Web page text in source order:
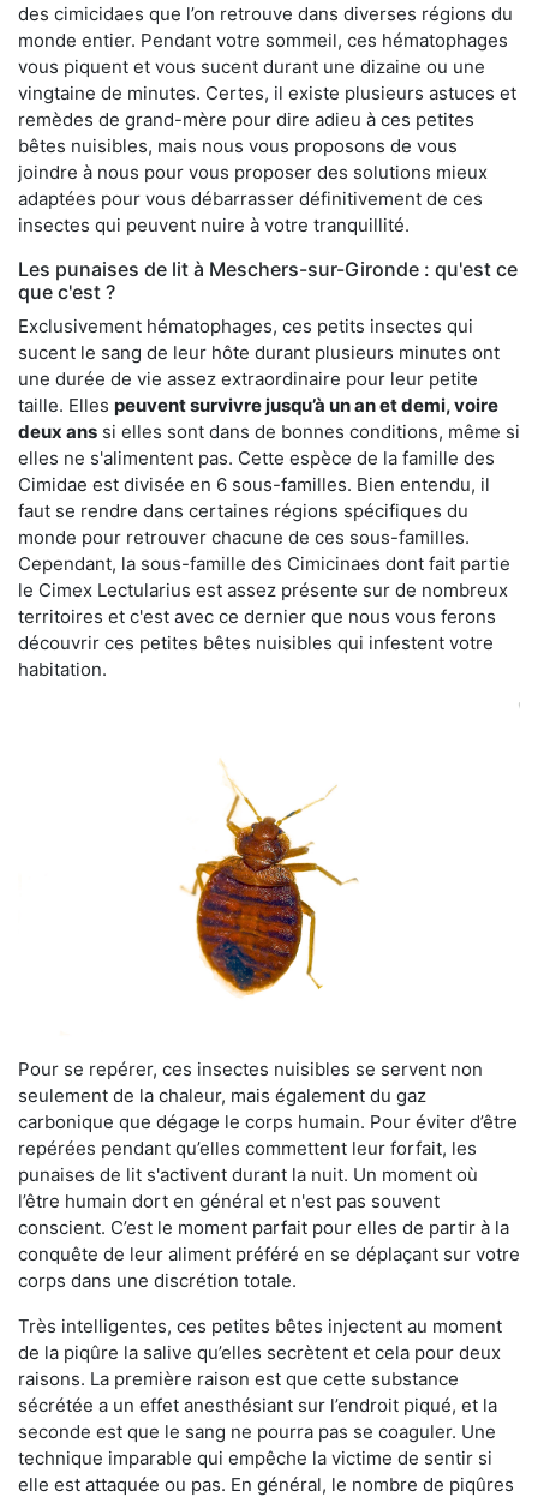
des cimicidaes que l’on retrouve dans diverses régions du
monde entier. Pendant votre sommeil, ces hématophages
vous piquent et vous sucent durant une dizaine ou une
vingtaine de minutes. Certes, il existe plusieurs astuces et
remèdes de grand-mère pour dire adieu à ces petites
bêtes nuisibles, mais nous vous proposons de vous
joindre à nous pour vous proposer des solutions mieux
adaptées pour vous débarrasser définitivement de ces
insectes qui peuvent nuire à votre tranquillité.
Les punaises de lit à Meschers-sur-Gironde : qu'est ce
que c'est ?
Exclusivement hématophages, ces petits insectes qui
sucent le sang de leur hôte durant plusieurs minutes ont
une durée de vie assez extraordinaire pour leur petite
taille. Elles peuvent survivre jusqu’à un an et demi, voire
deux ans si elles sont dans de bonnes conditions, même si
elles ne s'alimentent pas. Cette espèce de la famille des
Cimidae est divisée en 6 sous-familles. Bien entendu, il
faut se rendre dans certaines régions spécifiques du
monde pour retrouver chacune de ces sous-familles.
Cependant, la sous-famille des Cimicinaes dont fait partie
le Cimex Lectularius est assez présente sur de nombreux
territoires et c'est avec ce dernier que nous vous ferons
découvrir ces petites bêtes nuisibles qui infestent votre
habitation.
Pour se repérer, ces insectes nuisibles se servent non
seulement de la chaleur, mais également du gaz
carbonique que dégage le corps humain. Pour éviter d’être
repérées pendant qu’elles commettent leur forfait, les
punaises de lit s'activent durant la nuit. Un moment où
l’être humain dort en général et n'est pas souvent
conscient. C’est le moment parfait pour elles de partir à la
conquête de leur aliment préféré en se déplaçant sur votre
corps dans une discrétion totale.
Très intelligentes, ces petites bêtes injectent au moment
de la piqûre la salive qu’elles secrètent et cela pour deux
raisons. La première raison est que cette substance
sécrétée a un effet anesthésiant sur l’endroit piqué, et la
seconde est que le sang ne pourra pas se coaguler. Une
technique imparable qui empêche la victime de sentir si
elle est attaquée ou pas. En général, le nombre de piqûres